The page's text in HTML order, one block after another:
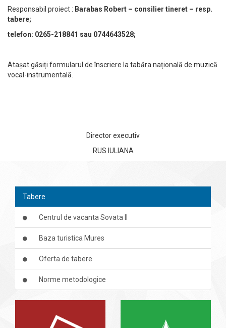
Responsabil proiect : Barabas Robert – consilier tineret – resp.
tabere;
telefon: 0265-218841 sau 0744643528;
Atașat găsiți formularul de înscriere la tabăra națională de muzică
vocal-instrumentală.
Director executiv
RUS IULIANA
Tabere
Centrul de vacanta Sovata II
Baza turistica Mures
Oferta de tabere
Norme metodologice